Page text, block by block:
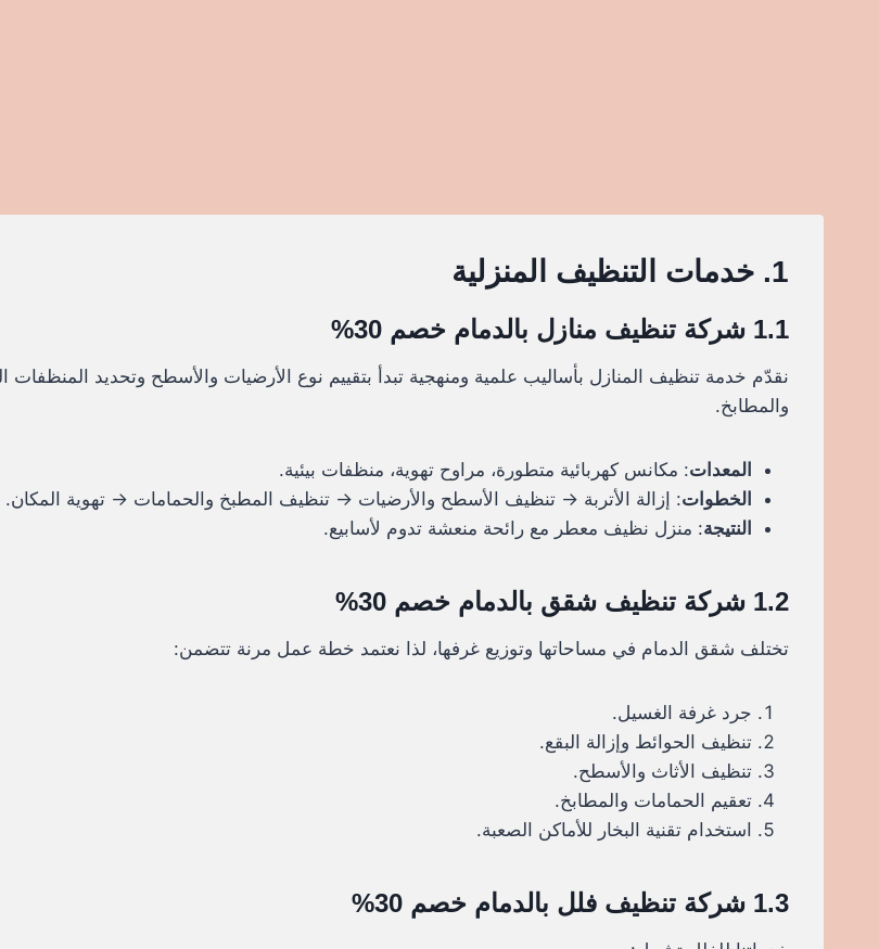
1. خدمات التنظيف المنزلية
1.1 شركة تنظيف منازل بالدمام خصم 30%
نقدّم خدمة تنظيف المنازل بأساليب علمية ومنهجية تبدأ بتقييم نوع الأرضيات والأسطح وتحديد
والمطابخ.
المعدات: مكانس كهربائية متطورة، مراوح تهوية، منظفات بيئية.
الخطوات: إزالة الأتربة → تنظيف الأسطح والأرضيات → تنظيف المطبخ والحمامات → تهوية المكان.
النتيجة: منزل نظيف معطر مع رائحة منعشة تدوم لأسابيع.
1.2 شركة تنظيف شقق بالدمام خصم 30%
تختلف شقق الدمام في مساحاتها وتوزيع غرفها، لذا نعتمد خطة عمل مرنة تتضمن:
جرد غرفة الغسيل.
تنظيف الحوائط وإزالة البقع.
تنظيف الأثاث والأسطح.
تعقيم الحمامات والمطابخ.
استخدام تقنية البخار للأماكن الصعبة.
1.3 شركة تنظيف فلل بالدمام خصم 30%